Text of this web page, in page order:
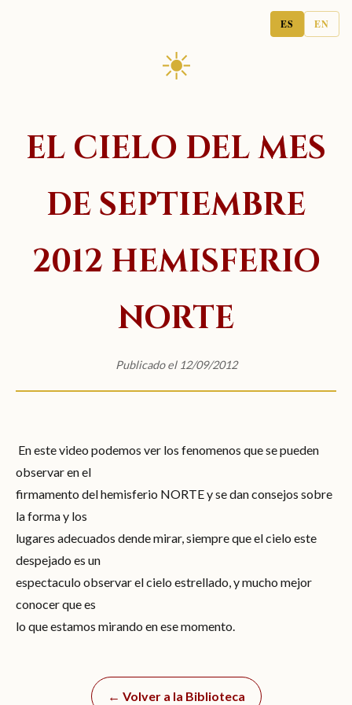
ES EN
☀
EL CIELO DEL MES
DE SEPTIEMBRE
2012 HEMISFERIO
NORTE
Publicado el 12/09/2012
En este video podemos ver los fenomenos que se pueden
observar en el
firmamento del hemisferio NORTE y se dan consejos sobre
la forma y los
lugares adecuados dende mirar, siempre que el cielo este
despejado es un
espectaculo observar el cielo estrellado, y mucho mejor
conocer que es
lo que estamos mirando en ese momento.
← Volver a la Biblioteca